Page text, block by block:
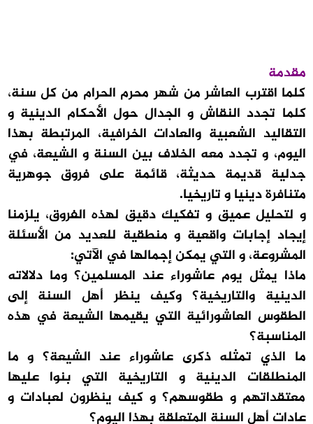
مقدمة
كلما اقترب العاشر من شهر محرم الحرام من كل سنة،
كلما تجدد النقاش و الجدال حول الأحكام الدينية و
التقاليد الشعبية والعادات الخرافية، المرتبطة بهذا
اليوم، و تجدد معه الخلاف بين السنة و الشيعة، في
جدلية قديمة حديثة، قائمة على فروق جوهرية
متنافرة دينيا و تاريخيا.
و لتحليل عميق و تفكيك دقيق لهذه الفروق، يلزمنا
إيجاد إجابات واقعية و منطقية للعديد من الأسئلة
المشروعة، و التي يمكن إجمالها في الآتي:
ماذا يمثل يوم عاشوراء عند المسلمين؟ وما دلالاته
الدينية والتاريخية؟ وكيف ينظر أهل السنة إلى
الطقوس العاشورائية التي يقيمها الشيعة في هذه
المناسبة؟
ما الذي تمثله ذكرى عاشوراء عند الشيعة؟ و ما
المنطلقات الدينية و التاريخية التي بنوا عليها
معتقداتهم و طقوسهم؟ و كيف ينظرون لعبادات و
عادات أهل السنة المتعلقة بهذا اليوم؟